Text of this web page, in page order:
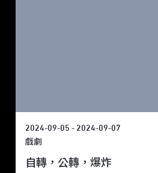
2024-09-05 - 2024-09-07
戲劇
自轉，公轉，爆炸